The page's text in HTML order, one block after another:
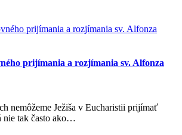
prijímania a rozjímania sv. Alfonza
nemôžeme Ježiša v Eucharistii prijímať
nie tak často ako…